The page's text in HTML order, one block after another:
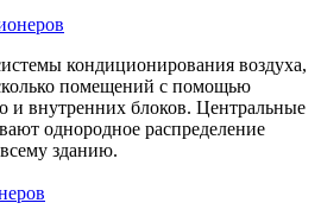
кондиционирования воздуха,
помещений с помощью
и внутренних блоков. Центральные
однородное распределение
зданию.